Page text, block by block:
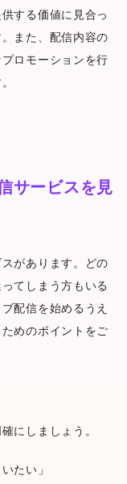
する価値に見合っ
また、配信内容の
ロモーションを行
サービスを見
があります。どの
てしまう方もいる
配信を始めるうえ
めのポイントをご
にしましょう。
たい」